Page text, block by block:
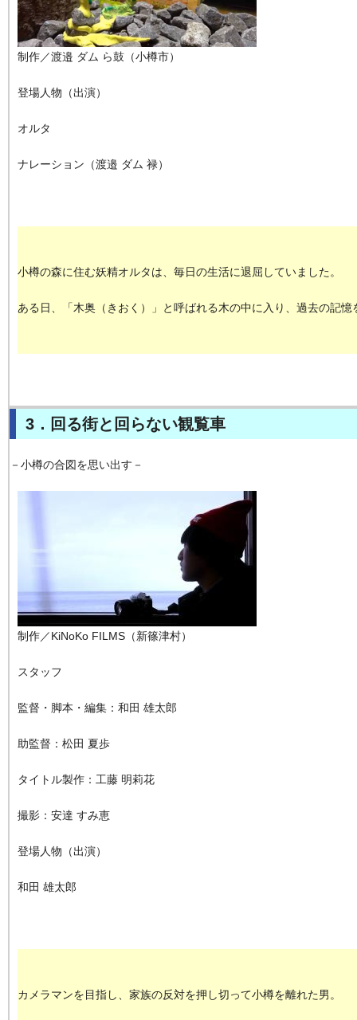
制作／渡邉 ダム ら鼓（小樽市）
登場人物（出演）
オルタ
ナレーション（渡邉 ダム 禄）
小樽の森に住む妖精オルタは、毎日の生活に退屈していました。
ある日、「木奥（きおく）」と呼ばれる木の中に入り、過去の記
3．回る街と回らない観覧車
－小樽の合図を思い出す－
制作／KiNoKo FILMS（新篠津村）
スタッフ
監督・脚本・編集：和田 雄太郎
助監督：松田 夏歩
タイトル製作：工藤 明莉花
撮影：安達 すみ恵
登場人物（出演）
和田 雄太郎
カメラマンを目指し、家族の反対を押し切って小樽を離れた男。